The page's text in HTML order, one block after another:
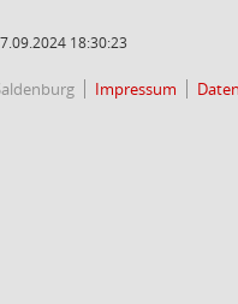
18:30:23
Impressum